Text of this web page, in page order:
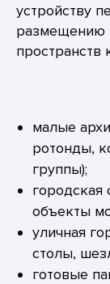
устройству
размещению
пространств
малые
ротонды,
группы);
городская
объекты
уличная
столы,
готовые